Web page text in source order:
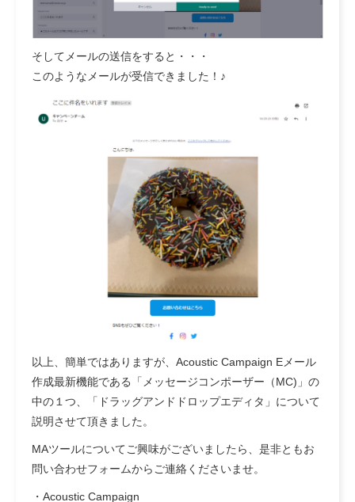
そしてメールの送信をすると・・・
このようなメールが受信できました！♪
以上、簡単ではありますが、Acoustic Campaign Eメール
作成最新機能である「メッセージコンポーザー（MC)」の
中の１つ、「ドラッグアンドドロップエディタ」について
説明させて頂きました。
MAツールについてご興味がございましたら、是非ともお
問い合わせフォームからご連絡くださいませ。
・Acoustic Campaign